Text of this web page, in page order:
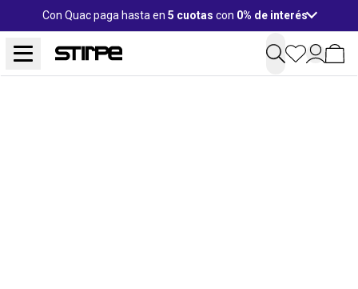
Con Quac paga hasta en 5 cuotas con 0% de interés